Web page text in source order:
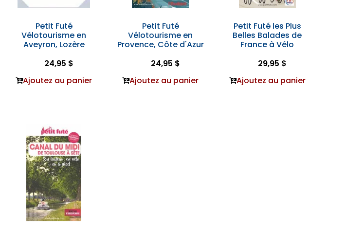
Petit Futé
Vélotourisme en
Aveyron, Lozère
24,95 $
Ajoutez au panier
Petit Futé
Vélotourisme en
Provence, Côte d'Azur
24,95 $
Ajoutez au panier
Petit Futé les Plus
Belles Balades de
France à Vélo
29,95 $
Ajoutez au panier